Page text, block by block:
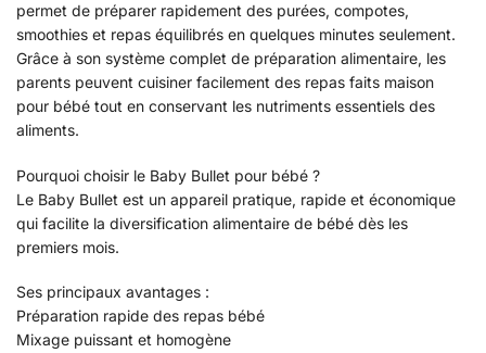
permet de préparer rapidement des purées, compotes,
smoothies et repas équilibrés en quelques minutes seulement.
Grâce à son système complet de préparation alimentaire, les
parents peuvent cuisiner facilement des repas faits maison
pour bébé tout en conservant les nutriments essentiels des
aliments.
Pourquoi choisir le Baby Bullet pour bébé ?
Le Baby Bullet est un appareil pratique, rapide et économique
qui facilite la diversification alimentaire de bébé dès les
premiers mois.
Ses principaux avantages :
Préparation rapide des repas bébé
Mixage puissant et homogène